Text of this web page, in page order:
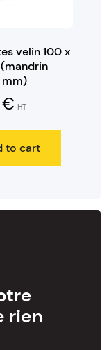
velin 100 x
€ HT
to cart
rien